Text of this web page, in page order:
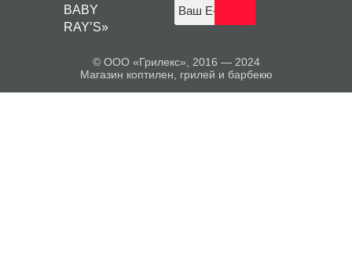
BABY
RAY’S»
© ООО «Грилекс», 2016 — 2024
Магазин коптилен, грилей и барбекю